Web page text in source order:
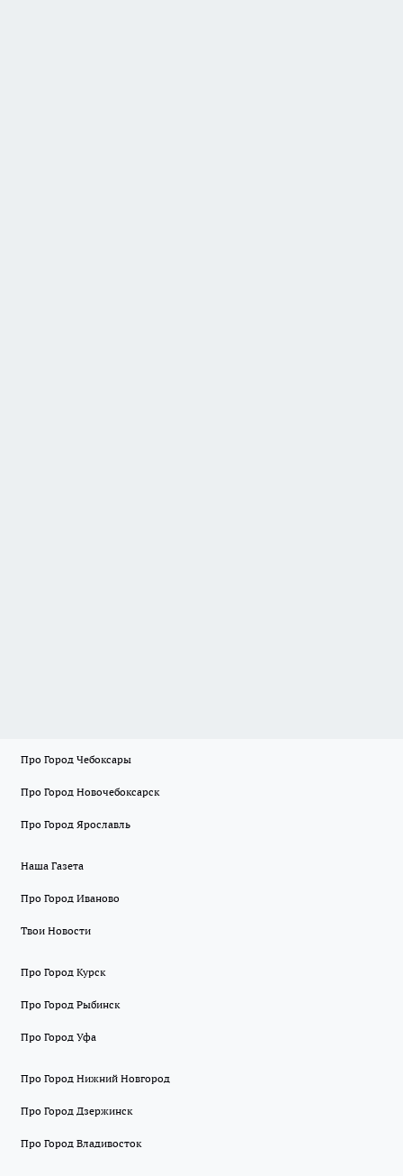
Про Город Чебоксары
Про Город Новочебоксарск
Про Город Ярославль
Наша Газета
Про Город Иваново
Твои Новости
Про Город Курск
Про Город Рыбинск
Про Город Уфа
Про Город Нижний Новгород
Про Город Дзержинск
Про Город Владивосток